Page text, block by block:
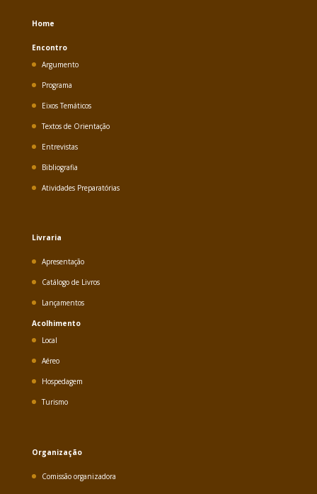
Home
Encontro
Argumento
Programa
Eixos Temáticos
Textos de Orientação
Entrevistas
Bibliografia
Atividades Preparatórias
Livraria
Apresentação
Catálogo de Livros
Lançamentos
Acolhimento
Local
Aéreo
Hospedagem
Turismo
Organização
Comissão organizadora